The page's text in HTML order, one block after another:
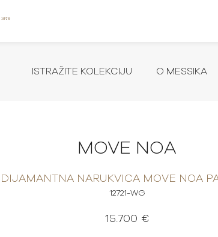
ISTRAŽITE KOLEKCIJU O MESSIKA
MOVE NOA
DIJAMANTNA NARUKVICA MOVE NOA
12721-WG
15.700 €